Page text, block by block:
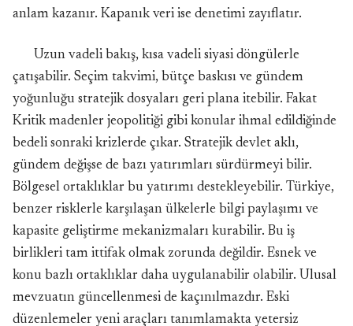
anlam kazanır. Kapanık veri ise denetimi zayıflatır.
Uzun vadeli bakış, kısa vadeli siyasi döngülerle
çatışabilir. Seçim takvimi, bütçe baskısı ve gündem
yoğunluğu stratejik dosyaları geri plana itebilir. Fakat
Kritik madenler jeopolitiği gibi konular ihmal edildiğinde
bedeli sonraki krizlerde çıkar. Stratejik devlet aklı,
gündem değişse de bazı yatırımları sürdürmeyi bilir.
Bölgesel ortaklıklar bu yatırımı destekleyebilir. Türkiye,
benzer risklerle karşılaşan ülkelerle bilgi paylaşımı ve
kapasite geliştirme mekanizmaları kurabilir. Bu iş
birlikleri tam ittifak olmak zorunda değildir. Esnek ve
konu bazlı ortaklıklar daha uygulanabilir olabilir. Ulusal
mevzuatın güncellenmesi de kaçınılmazdır. Eski
düzenlemeler yeni araçları tanımlamakta yetersiz